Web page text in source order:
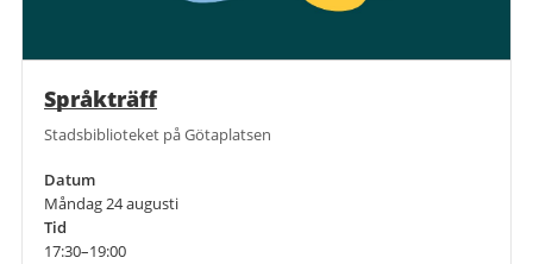
Språkträff
Stadsbiblioteket på Götaplatsen
Datum
Måndag 24 augusti
Tid
17:30–19:00